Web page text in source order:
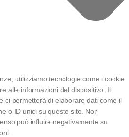
utilizziamo tecnologie come i cookie
alle informazioni del dispositivo. Il
ci permetterà di elaborare dati come il
o ID unici su questo sito. Non
può influire negativamente su